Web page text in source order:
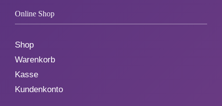
Online Shop
Shop
Warenkorb
Kasse
Kundenkonto